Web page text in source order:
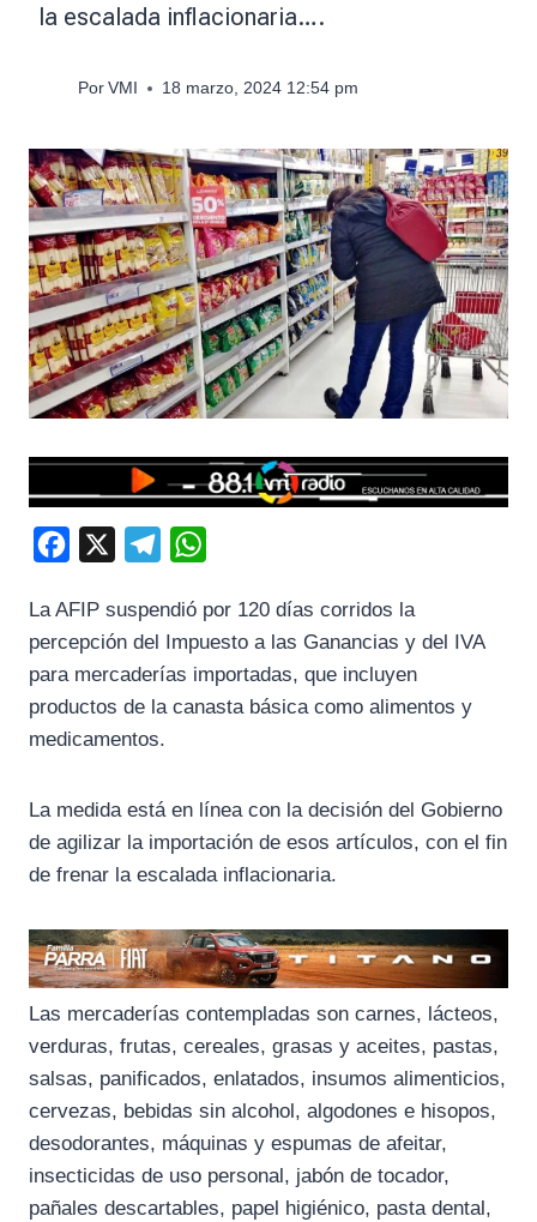
la escalada inflacionaria….
Por VMI 18 marzo, 2024 12:54 pm
c
e
b
l
e
g
a
t
s
La AFIP suspendió por 120 días corridos la
percepción del Impuesto a las Ganancias y del IVA
para mercaderías importadas, que incluyen
productos de la canasta básica como alimentos y
medicamentos.
La medida está en línea con la decisión del Gobierno
de agilizar la importación de esos artículos, con el fin
de frenar la escalada inflacionaria.
Las mercaderías contempladas son carnes, lácteos,
verduras, frutas, cereales, grasas y aceites, pastas,
salsas, panificados, enlatados, insumos alimenticios,
cervezas, bebidas sin alcohol, algodones e hisopos,
desodorantes, máquinas y espumas de afeitar,
insecticidas de uso personal, jabón de tocador,
pañales descartables, papel higiénico, pasta dental,